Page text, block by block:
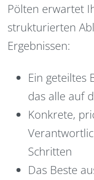
Pölten erwartet
strukturierten
Ergebnissen:
Ein geteiltes
das alle auf
Konkrete,
Schritten
Das Beste